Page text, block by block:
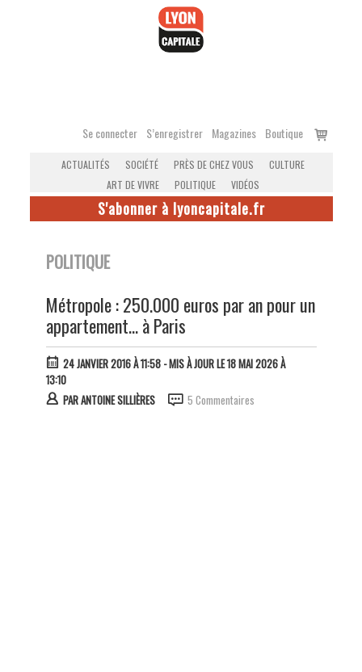
Se connecter S’enregistrer Magazines Boutique
Voir
ACTUALITÉS SOCIÉTÉ PRÈS DE CHEZ VOUS
CULTURE
ART DE VIVRE
POLITIQUE VIDÉOS
S'abonner à lyoncapitale.fr
POLITIQUE
Métropole : 250.000 euros par an pour un
appartement... à Paris
24 JANVIER 2016 À 11:58- MIS À JOUR LE 18 MAI 2026 À
13:10
PARANTOINE SILLIÈRES 5 Commentaires